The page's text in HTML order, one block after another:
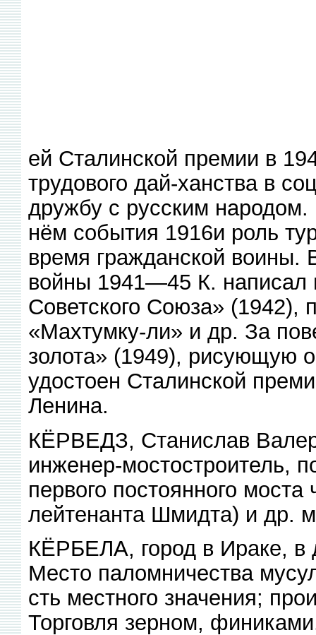
ей Сталинской премии в
трудового дай-ханства в
дружбу с русским
нём события 1916и роль
время гражданской воины.
войны 1941—45 К. написал
Советского Союза» (1942),
«Махтумку-ли» и др. За
золота» (1949), рисующую
удостоен Сталинской
Ленина.
КЁРВЕДЗ, Станислав
инженер-мостостроитель,
первого постоянного
лейтенанта Шмидта) и др.
КЁРБЕЛА, город в Ираке, в
Место паломничества
сть местного значения;
Торговля зерном,